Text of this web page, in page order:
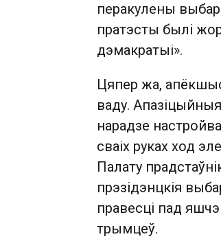
перакулены
пратэсты былі
дэмакратыі».
Цяпер жа,
ваду.
нарадзе
сваіх руках ход
Палату
прэзідэнцкія
правесці пад
трымцеў.